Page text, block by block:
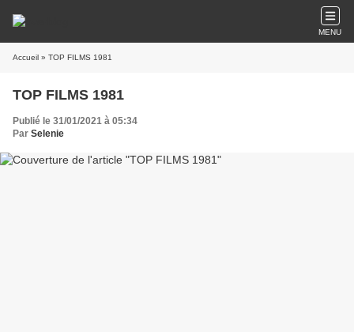
MENU
Accueil » TOP FILMS 1981
TOP FILMS 1981
Publié le 31/01/2021 à 05:34
Par Selenie